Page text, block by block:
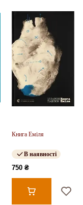
Книга Еміля
В наявності
750 ₴